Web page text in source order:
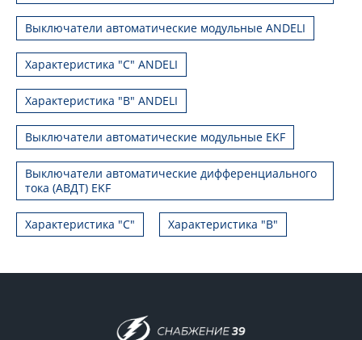
Выключатели автоматические модульные ANDELI
Характеристика "C" ANDELI
Характеристика "B" ANDELI
Выключатели автоматические модульные EKF
Выключатели автоматические дифференциального
тока (АВДТ) EKF
Характеристика "С" Характеристика "B"